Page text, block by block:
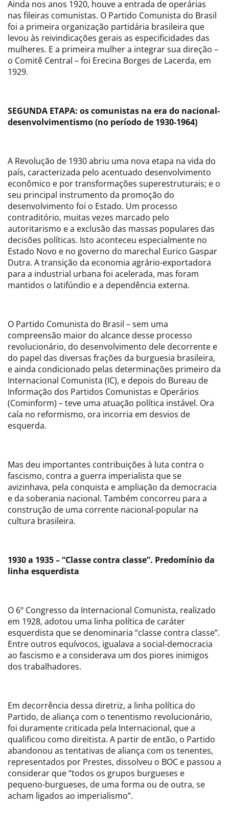
Ainda nos anos 1920, houve a entrada de operárias
nas fileiras comunistas. O Partido Comunista do Brasil
foi a primeira organização partidária brasileira que
levou às reivindicações gerais as especificidades das
mulheres. E a primeira mulher a integrar sua direção –
o Comitê Central – foi Erecina Borges de Lacerda, em
1929.
SEGUNDA ETAPA: os comunistas na era do nacional-
desenvolvimentismo (no período de 1930-1964)
A Revolução de 1930 abriu uma nova etapa na vida do
país, caracterizada pelo acentuado desenvolvimento
econômico e por transformações superestruturais; e o
seu principal instrumento da promoção do
desenvolvimento foi o Estado. Um processo
contraditório, muitas vezes marcado pelo
autoritarismo e a exclusão das massas populares das
decisões políticas. Isto aconteceu especialmente no
Estado Novo e no governo do marechal Eurico Gaspar
Dutra. A transição da economia agrário-exportadora
para a industrial urbana foi acelerada, mas foram
mantidos o latifúndio e a dependência externa.
O Partido Comunista do Brasil – sem uma
compreensão maior do alcance desse processo
revolucionário, do desenvolvimento dele decorrente e
do papel das diversas frações da burguesia brasileira,
e ainda condicionado pelas determinações primeiro da
Internacional Comunista (IC), e depois do Bureau de
Informação dos Partidos Comunistas e Operários
(Cominform) – teve uma atuação política instável. Ora
caía no reformismo, ora incorria em desvios de
esquerda.
Mas deu importantes contribuições à luta contra o
fascismo, contra a guerra imperialista que se
avizinhava, pela conquista e ampliação da democracia
e da soberania nacional. Também concorreu para a
construção de uma corrente nacional-popular na
cultura brasileira.
1930 a 1935 – “Classe contra classe”. Predomínio da
linha esquerdista
O 6º Congresso da Internacional Comunista, realizado
em 1928, adotou uma linha política de caráter
esquerdista que se denominaria “classe contra classe”.
Entre outros equívocos, igualava a social-democracia
ao fascismo e a considerava um dos piores inimigos
dos trabalhadores.
Em decorrência dessa diretriz, a linha política do
Partido, de aliança com o tenentismo revolucionário,
foi duramente criticada pela Internacional, que a
qualificou como direitista. A partir de então, o Partido
abandonou as tentativas de aliança com os tenentes,
representados por Prestes, dissolveu o BOC e passou a
considerar que “todos os grupos burgueses e
pequeno-burgueses, de uma forma ou de outra, se
acham ligados ao imperialismo”.